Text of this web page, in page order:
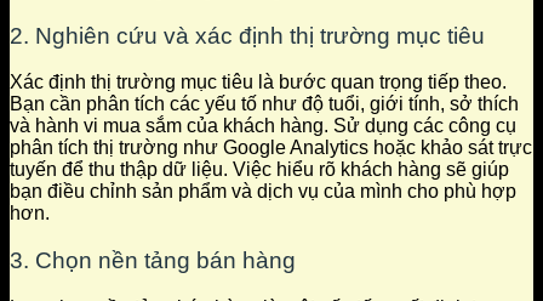
2. Nghiên cứu và xác định thị trường mục tiêu
Xác định thị trường mục tiêu là bước quan trọng tiếp theo.
Bạn cần phân tích các yếu tố như độ tuổi, giới tính, sở thích
và hành vi mua sắm của khách hàng. Sử dụng các công cụ
phân tích thị trường như Google Analytics hoặc khảo sát trực
tuyến để thu thập dữ liệu. Việc hiểu rõ khách hàng sẽ giúp
bạn điều chỉnh sản phẩm và dịch vụ của mình cho phù hợp
hơn.
3. Chọn nền tảng bán hàng